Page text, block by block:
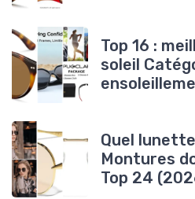
Top 16 :
soleil
Quel
Montures
Top 24